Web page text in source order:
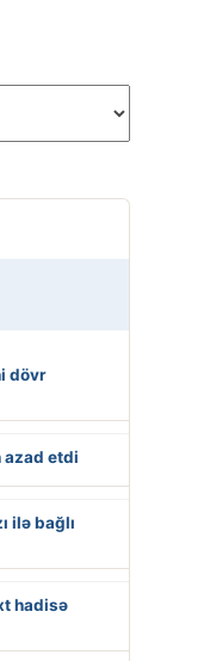
dövr
azad etdi
ilə bağlı
hadisə